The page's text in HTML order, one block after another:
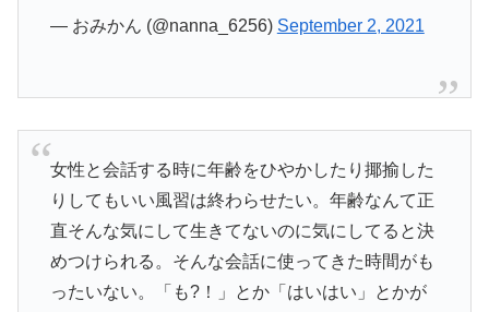
— おみかん (@nanna_6256) September 2, 2021
女性と会話する時に年齢をひやかしたり揶揄した
りしてもいい風習は終わらせたい。年齢なんて正
直そんな気にして生きてないのに気にしてると決
めつけられる。そんな会話に使ってきた時間がも
ったいない。「も?！」とか「はいはい」とかが